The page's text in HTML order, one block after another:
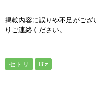
掲載内容に誤りや不足がござ
りご連絡ください。
セトリ B'z